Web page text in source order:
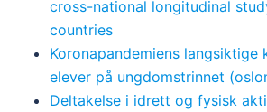
cross-national longitudinal
countries
Koronapandemiens langsiktige
elever på ungdomstrinnet
Deltakelse i idrett og fysisk